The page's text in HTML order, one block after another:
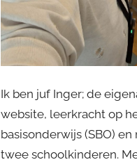
Ik ben juf Inger; de
website, leerkracht op
basisonderwijs (SBO)
twee schoolkinderen.